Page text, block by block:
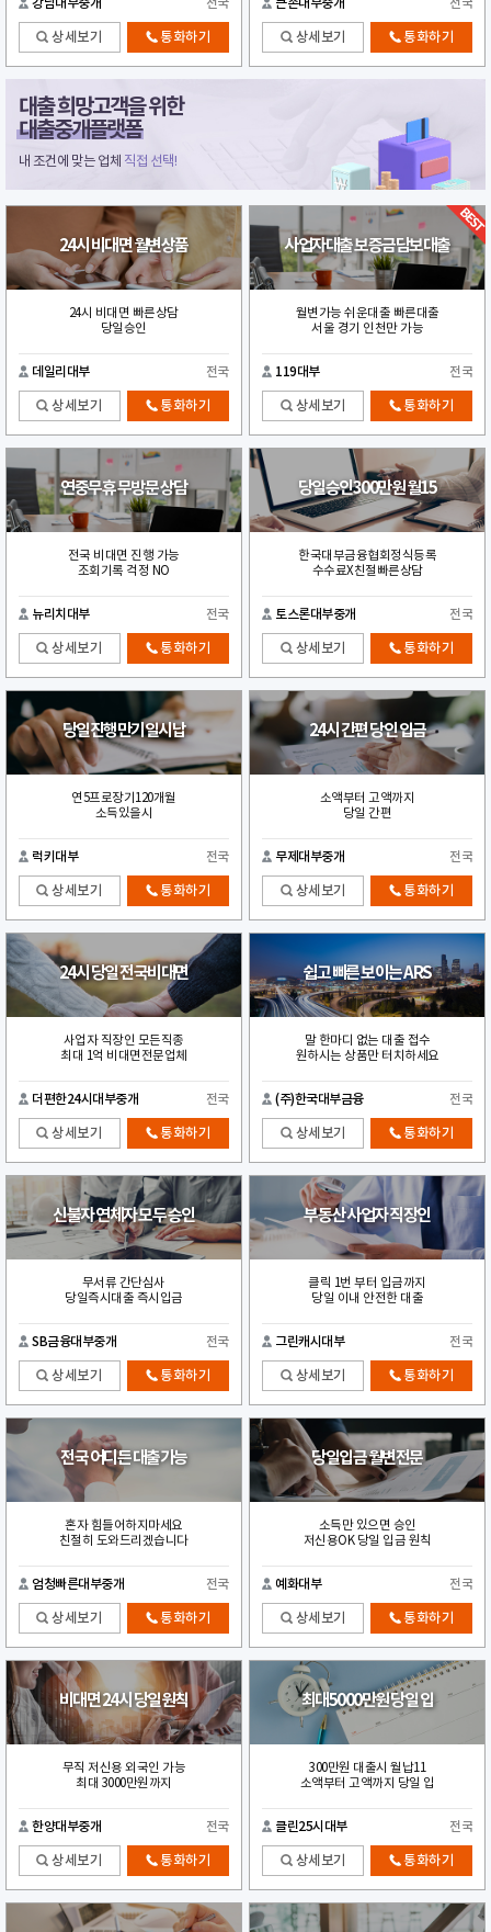
강남대부중개 전국
상세보기 통화하기
큰손대부중개 전국
상세보기 통화하기
대출 희망고객을 위한
대출중개플랫폼
내 조건에 맞는 업체 직접 선택!
24시 비대면 월변상품
24시 비대면 빠른상담
당일승인
데일리대부 전국
상세보기 통화하기
사업자대출 보증금담보대출
월변가능 쉬운대출 빠른대출
서울 경기 인천만 가능
119대부 전국
상세보기 통화하기
연중무휴 무방문 상담
전국 비대면 진행 가능
조회기록 걱정 NO
뉴리치대부 전국
상세보기 통화하기
당일승인300만원 월15
한국대부금융협회정식등록
수수료X친절빠른상담
토스론대부중개 전국
상세보기 통화하기
당일진행만기일시납
연5프로장기120개월
소득있을시
럭키대부 전국
상세보기 통화하기
24시 간편 당인 입금
소액부터 고액까지
당일 간편
무제대부중개 전국
상세보기 통화하기
24시 당일 전국비대면
사업자 직장인 모든직종
최대 1억 비대면전문업체
더편한24시대부중개 전국
상세보기 통화하기
쉽고 빠른 보이는 ARS
말 한마디 없는 대출 접수
원하시는 상품만 터치하세요
(주)한국대부금융 전국
상세보기 통화하기
신불자 연체자 모두 승인
무서류 간단심사
당일즉시대출 즉시입금
SB금융대부중개 전국
상세보기 통화하기
부동산 사업자 직장인
클릭 1번 부터 입금까지
당일 이내 안전한 대출
그린캐시대부 전국
상세보기 통화하기
전국 어디든 대출가능
혼자 힘들어하지마세요
친절히 도와드리겠습니다
엄청빠른대부중개 전국
상세보기 통화하기
당일입금 월변전문
소득만 있으면 승인
저신용OK 당일 입금 원칙
예화대부 전국
상세보기 통화하기
비대면 24시 당일원칙
무직 저신용 외국인 가능
최대 3000만원까지
한양대부중개 전국
상세보기 통화하기
최대5000만원 당일 입
300만원 대출시 월납11
소액부터 고액까지 당일 입
클린25시대부 전국
상세보기 통화하기